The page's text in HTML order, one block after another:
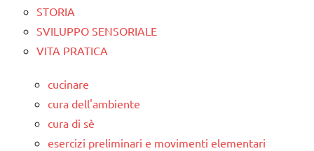
STORIA
SVILUPPO SENSORIALE
VITA PRATICA
cucinare
cura dell'ambiente
cura di sè
esercizi preliminari e movimenti elementari